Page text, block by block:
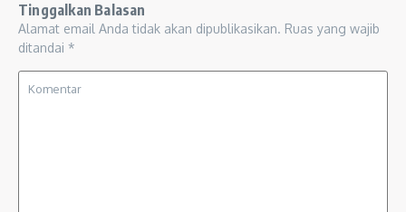
Tinggalkan Balasan
Alamat email Anda tidak akan dipublikasikan. Ruas yang wajib
ditandai *